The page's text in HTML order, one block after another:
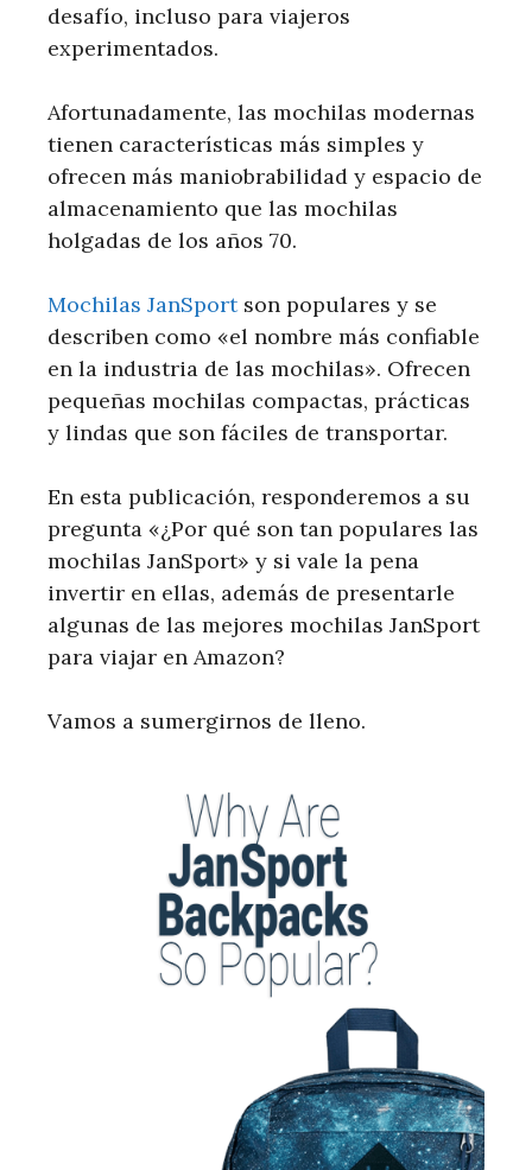
desafío, incluso para viajeros
experimentados.
Afortunadamente, las mochilas modernas
tienen características más simples y
ofrecen más maniobrabilidad y espacio de
almacenamiento que las mochilas
holgadas de los años 70.
Mochilas JanSportson populares y se
describen como «el nombre más confiable
en la industria de las mochilas». Ofrecen
pequeñas mochilas compactas, prácticas
y lindas que son fáciles de transportar.
En esta publicación, responderemos a su
pregunta «¿Por qué son tan populares las
mochilas JanSport» y si vale la pena
invertir en ellas, además de presentarle
algunas de las mejores mochilas JanSport
para viajar en Amazon?
Vamos a sumergirnos de lleno.